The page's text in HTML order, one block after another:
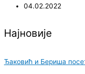
04.02.2022
Најновије
Ђаковић и Бериша